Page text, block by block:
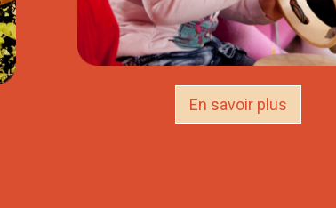
En savoir plus